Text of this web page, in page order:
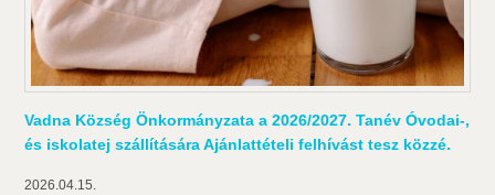
Vadna Község Önkormányzata a 2026/2027. Tanév Óvodai-,
és iskolatej szállítására Ajánlattételi felhívást tesz közzé.
2026.04.15.